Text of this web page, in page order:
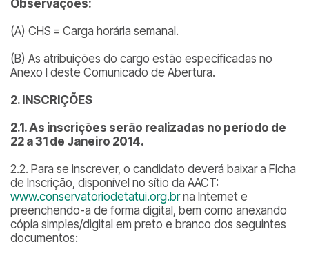
Observações:
(A) CHS = Carga horária semanal.
(B) As atribuições do cargo estão especificadas no
Anexo I deste Comunicado de Abertura.
2. INSCRIÇÕES
2.1. As inscrições serão realizadas no período de
22 a 31 de Janeiro 2014.
2.2. Para se inscrever, o candidato deverá baixar a Ficha
de Inscrição, disponível no sítio da AACT:
www.conservatoriodetatui.org.brna Internet e
preenchendo-a de forma digital, bem como anexando
cópia simples/digital em preto e branco dos seguintes
documentos: